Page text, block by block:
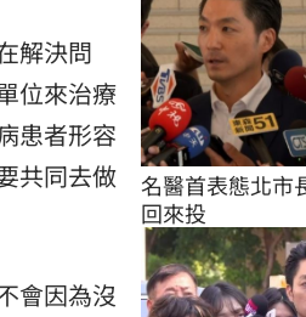
解決問
位來治療
患者形容
共同去做
會因為沒
名醫首表態北市
回來投